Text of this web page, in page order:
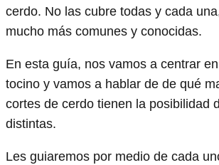
cerdo. No las cubre todas y cada
mucho más comunes y conocidas.
En esta guía, nos vamos a centrar
tocino y vamos a hablar de de qué
cortes de cerdo tienen la posibilidad
distintas.
Les guiaremos por medio de cada